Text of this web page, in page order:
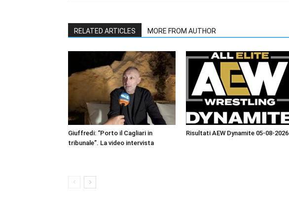
RELATED ARTICLES MORE FROM AUTHOR
Giuffredi: “Porto il Cagliari in
tribunale”. La video intervista
Risultati AEW Dynamite 05-08-2026